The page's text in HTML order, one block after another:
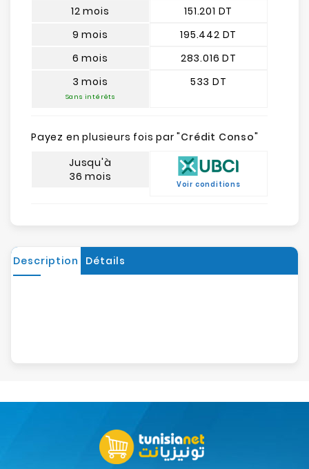
12 mois
9 mois
6 mois
3 mois
Sans intérêts
151.201 DT
195.442 DT
283.016 DT
533 DT
Payez en plusieurs fois par "Crédit Conso"
Jusqu'à
36 mois
Voir conditions
Description Détails